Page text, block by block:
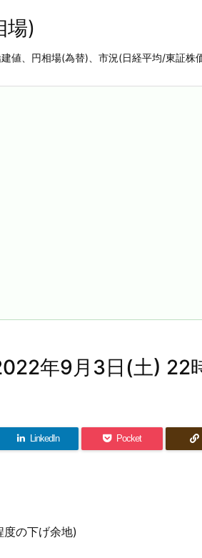
場)
値、円相場(為替)、市況(日経平均/東証株
年9月3日(土) 22
LinkedIn Pocket
度の下げ余地)